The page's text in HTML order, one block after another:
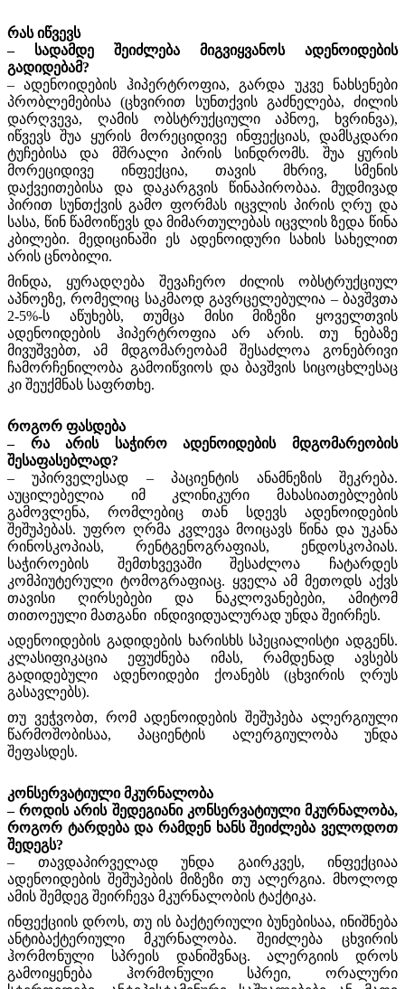
რას იწვევს
– სადამდე შეიძლება მიგვიყვანოს ადენოიდების
გადიდებამ?
– ადენოიდების ჰიპერტროფია, გარდა უკვე ნახსენები
პრობლემებისა (ცხვირით სუნთქვის გაძნელება, ძილის
დარღვევა, ღამის ობსტრუქციული აპნოე, ხვრინვა),
იწვევს შუა ყურის მორეციდივე ინფექციას, დამსკდარი
ტუჩებისა და მშრალი პირის სინდრომს. შუა ყურის
მორეციდივე ინფექცია, თავის მხრივ, სმენის
დაქვეითებისა და დაკარგვის წინაპირობაა. მუდმივად
პირით სუნთქვის გამო ფორმას იცვლის პირის ღრუ და
სასა, წინ წამოიწევს და მიმართულებას იცვლის ზედა წინა
კბილები. მედიცინაში ეს ადენოიდური სახის სახელით
არის ცნობილი.
მინდა, ყურადღება შევაჩერო ძილის ობსტრუქციულ
აპნოეზე, რომელიც საკმაოდ გავრცელებულია – ბავშვთა
2-5%-ს აწუხებს, თუმცა მისი მიზეზი ყოველთვის
ადენოიდების ჰიპერტროფია არ არის. თუ ნებაზე
მივუშვებთ, ამ მდგომარეობამ შესაძლოა გონებრივი
ჩამორჩენილობა გამოიწვიოს და ბავშვის სიცოცხლესაც
კი შეუქმნას საფრთხე.
როგორ ფასდება
– რა არის საჭირო ადენოიდების მდგომარეობის
შესაფასებლად?
– უპირველესად – პაციენტის ანამნეზის შეკრება.
აუცილებელია იმ კლინიკური მახასიათებლების
გამოვლენა, რომლებიც თან სდევს ადენოიდების
შეშუპებას. უფრო ღრმა კვლევა მოიცავს წინა და უკანა
რინოსკოპიას, რენტგენოგრაფიას, ენდოსკოპიას.
საჭიროების შემთხვევაში შესაძლოა ჩატარდეს
კომპიუტერული ტომოგრაფიაც. ყველა ამ მეთოდს აქვს
თავისი ღირსებები და ნაკლოვანებები, ამიტომ
თითოეული მათგანი ინდივიდუალურად უნდა შეირჩეს.
ადენოიდების გადიდების ხარისხს სპეციალისტი ადგენს.
კლასიფიკაცია ეფუძნება იმას, რამდენად ავსებს
გადიდებული ადენოიდები ქოანებს (ცხვირის ღრუს
გასავლებს).
თუ ვეჭვობთ, რომ ადენოიდების შეშუპება ალერგიული
წარმოშობისაა, პაციენტის ალერგიულობა უნდა
შეფასდეს.
კონსერვატიული მკურნალობა
– როდის არის შედეგიანი კონსერვატიული მკურნალობა,
როგორ ტარდება და რამდენ ხანს შეიძლება ველოდოთ
შედეგს?
– თავდაპირველად უნდა გაირკვეს, ინფექციაა
ადენოიდების შეშუპების მიზეზი თუ ალერგია. მხოლოდ
ამის შემდეგ შეირჩევა მკურნალობის ტაქტიკა.
ინფექციის დროს, თუ ის ბაქტერიული ბუნებისაა, ინიშნება
ანტიბაქტერიული მკურნალობა. შეიძლება ცხვირის
ჰორმონული სპრეის დანიშვნაც. ალერგიის დროს
გამოიყენება ჰორმონული სპრეი, ორალური